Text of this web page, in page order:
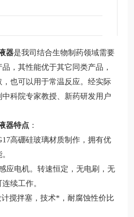
器是我司结合生物制药领域需要
，其性能优于其它同类产品，
也可以用于常温反应。经实际
科院专家教授、新药研发用户
器特点 ：
高硼硅玻璃材质制作，拥有优
应电机。转速恒定，无电刷，无
续工作。
搅拌塞，技术*，耐腐蚀性价比